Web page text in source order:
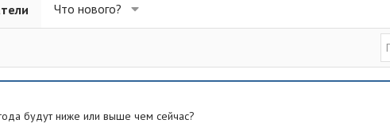
Что нового?
будут ниже или выше чем сейчас?